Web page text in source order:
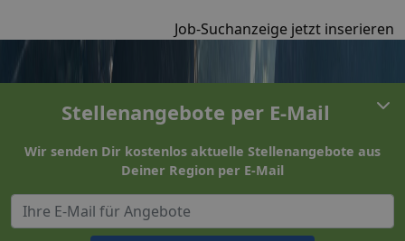
Job-Suchanzeige jetzt inserieren
Stellenangebote per E-Mail
Wir senden Dir kostenlos aktuelle Stellenangebote aus
Deiner Region per E-Mail